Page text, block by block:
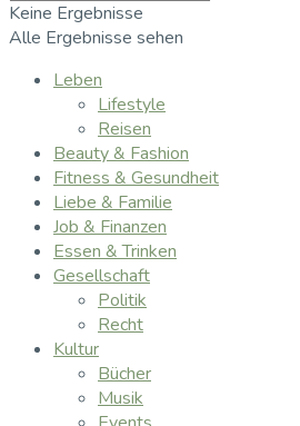
Keine Ergebnisse
Alle Ergebnisse sehen
Leben
Lifestyle
Reisen
Beauty & Fashion
Fitness & Gesundheit
Liebe & Familie
Job & Finanzen
Essen & Trinken
Gesellschaft
Politik
Recht
Kultur
Bücher
Musik